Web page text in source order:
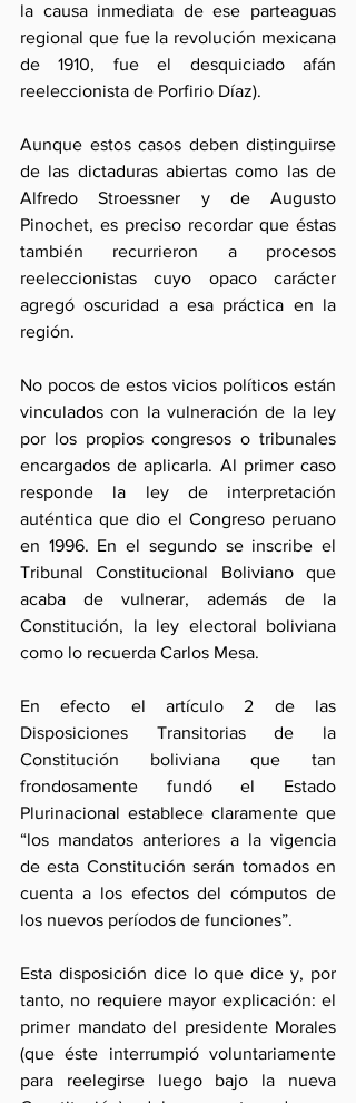
la causa inmediata de ese parteaguas
regional que fue la revolución mexicana
de 1910, fue el desquiciado afán
reeleccionista de Porfirio Díaz).
Aunque estos casos deben distinguirse
de las dictaduras abiertas como las de
Alfredo Stroessner y de Augusto
Pinochet, es preciso recordar que éstas
también recurrieron a procesos
reeleccionistas cuyo opaco carácter
agregó oscuridad a esa práctica en la
región.
No pocos de estos vicios políticos están
vinculados con la vulneración de la ley
por los propios congresos o tribunales
encargados de aplicarla. Al primer caso
responde la ley de interpretación
auténtica que dio el Congreso peruano
en 1996. En el segundo se inscribe el
Tribunal Constitucional Boliviano que
acaba de vulnerar, además de la
Constitución, la ley electoral boliviana
como lo recuerda Carlos Mesa.
En efecto el artículo 2 de las
Disposiciones Transitorias de la
Constitución boliviana que tan
frondosamente fundó el Estado
Plurinacional establece claramente que
“los mandatos anteriores a la vigencia
de esta Constitución serán tomados en
cuenta a los efectos del cómputos de
los nuevos períodos de funciones”.
Esta disposición dice lo que dice y, por
tanto, no requiere mayor explicación: el
primer mandato del presidente Morales
(que éste interrumpió voluntariamente
para reelegirse luego bajo la nueva